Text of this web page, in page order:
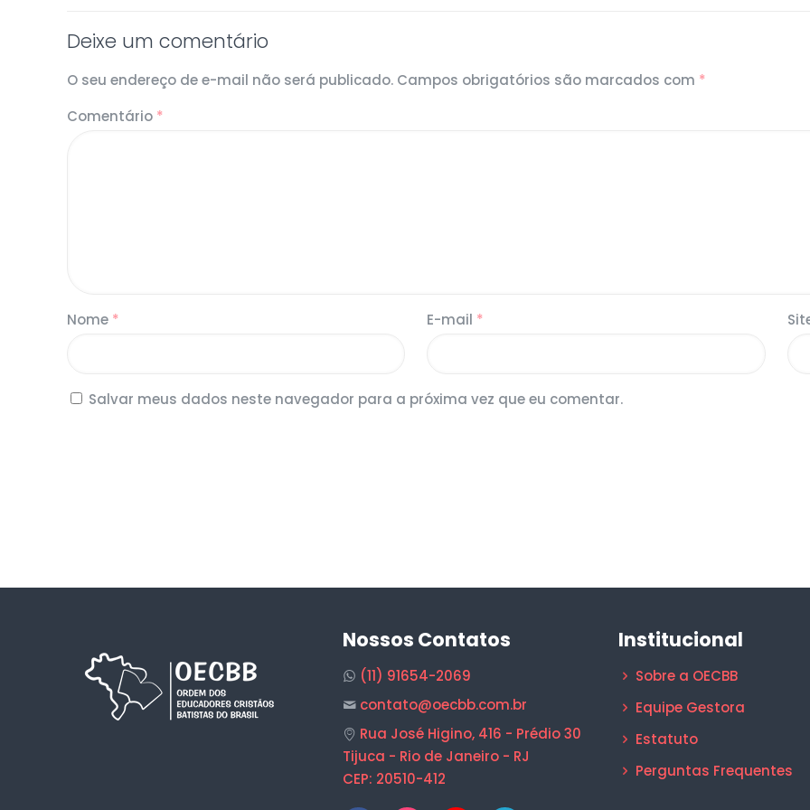
Deixe um comentário
O seu endereço de e-mail não será publicado. Campos obrigatórios são marcados com *
Comentário *
Nome * E-mail *
Salvar meus dados neste navegador para a próxima vez que eu comentar.
Nossos Contatos
(11) 91654-2069
contato@oecbb.com.br
Rua José Higino, 416 - Prédio 30
Tijuca - Rio de Janeiro - RJ
CEP: 20510-412
Institucional
Sobre a OECBB
Equipe Gestora
Estatuto
Perguntas Frequentes